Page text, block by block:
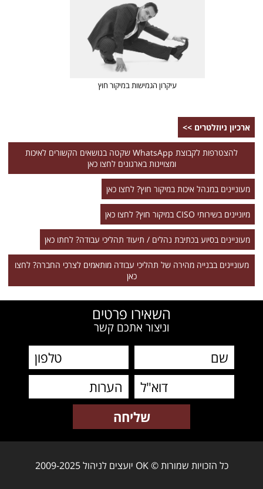
עיקרון הגמישות במיקור חוץ
ארכיון ניוזלטרים >>
להצטרפות לקבוצת WhatsApp שקטה בנושאים הקשורים לאיכות
ומצויינות בארגונים לחצו כאן
מעוניינים במנהל איכות במיקור חוץ? לחצו כאן
מיוניינים בשירותי CISO במיקור חוץ? לחצו כאן
מעוניינים בסיוע בכתיבת נהלים / תיעוד תהליכי עבודה? לחתו כאן
מעוניינים בבנייה מהירה של תהליכי עבודה מותאמים לצרכי החברה? לחצו
כאן
השאירו פרטים
וניצור אתכם קשר
כל הזכויות שמורות © OK יועצים לניהול 2009-2025